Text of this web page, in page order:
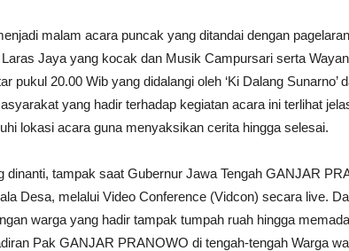
malam acara puncak yang ditandai dengan
Laras Jaya yang kocak dan Musik Campursari serta
pukul 20.00 Wib yang didalangi oleh ‘Ki Dalang Sunarno’
yang hadir terhadap kegiatan acara ini terlihat
lokasi acara guna menyaksikan cerita hingga selesai.
dinanti, tampak saat Gubernur Jawa Tengah GANJAR
Desa, melalui Video Conference (Vidcon) secara live.
warga yang hadir tampak tumpah ruah hingga
Pak GANJAR PRANOWO di tengah-tengah Warga